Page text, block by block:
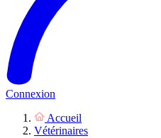
Connexion
Accueil
Vétérinaires